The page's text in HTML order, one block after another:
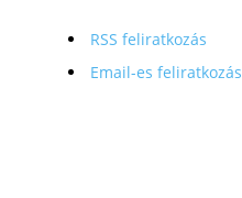
RSS feliratkozás
Email-es feliratkozás